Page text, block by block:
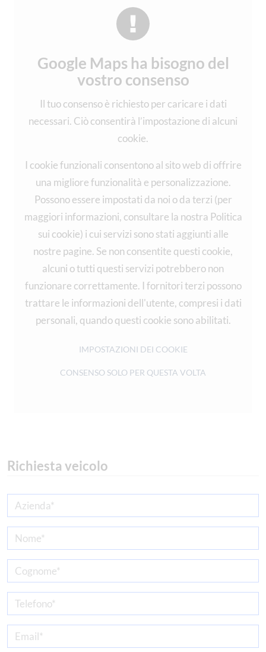
Google Maps ha bisogno del
vostro consenso
Il tuo consenso è richiesto per caricare i dati
necessari. Ciò consentirà l’impostazione di alcuni
cookie.
I cookie funzionali consentono al sito web di offrire
una migliore funzionalità e personalizzazione.
Possono essere impostati da noi o da terzi (per
maggiori informazioni, consultare la nostra Politica
sui cookie) i cui servizi sono stati aggiunti alle
nostre pagine. Se non consentite questi cookie,
alcuni o tutti questi servizi potrebbero non
funzionare correttamente. I fornitori terzi possono
trattare le informazioni dell'utente, compresi i dati
personali, quando questi cookie sono abilitati.
IMPOSTAZIONI DEI COOKIE
CONSENSO SOLO PER QUESTA VOLTA
Richiesta veicolo